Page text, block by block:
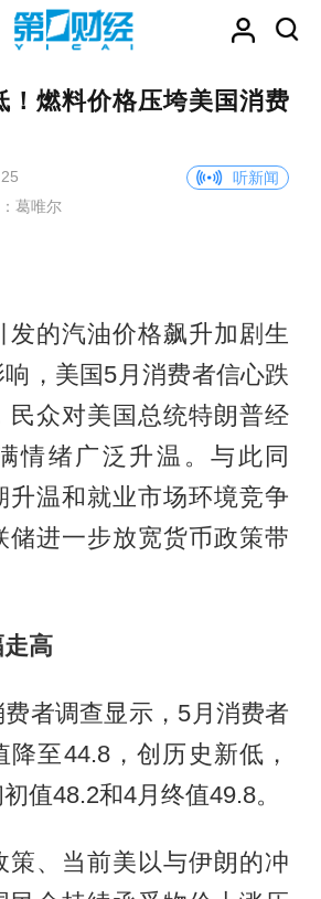
！燃料价格压垮美国消费
听新闻
葛唯尔
发的汽油价格飙升加剧生
，美国5月消费者信心跌
民众对美国总统特朗普经
情绪广泛升温。与此同
升温和就业市场环境竞争
储进一步放宽货币政策带
高
者调查显示，5月消费者
至44.8，创历史新低，
值48.2和4月终值49.8。
策、当前美以与伊朗的冲